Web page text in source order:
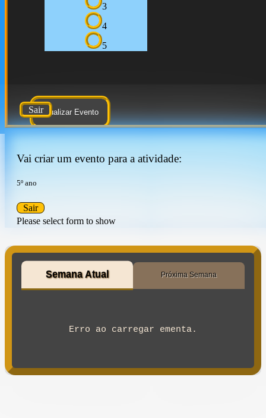
3
4
5
Atualizar Evento
Sair
Vai criar um evento para a atividade:
5º ano
Please select form to show
Sair
Semana Atual Próxima Semana
Erro ao carregar ementa.